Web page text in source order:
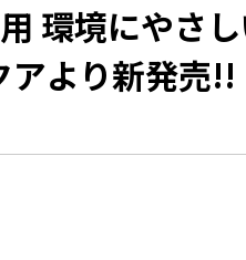
環境にやさ
アより新発売!!